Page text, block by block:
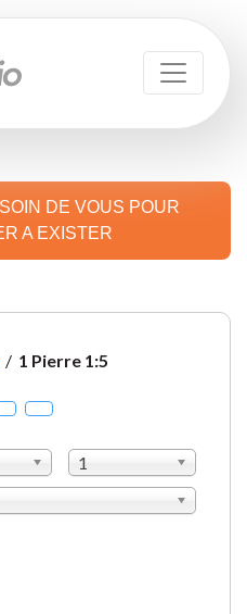
DE VOUS POUR
A EXISTER
/ 1 Pierre 1:5
1